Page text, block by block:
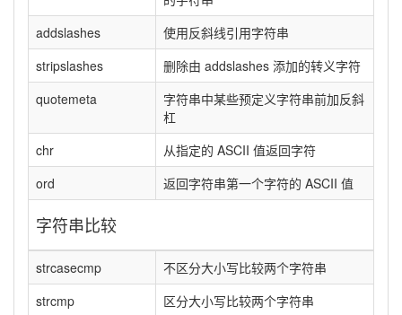
addslashes
使用反斜线引用字符串
stripslashes
删除由 addslashes 添加的转义字符
quotemeta
字符串中某些预定义字符串前加反斜
杠
chr
从指定的 ASCII 值返回字符
ord
返回字符串第一个字符的 ASCII 值
字符串比较
strcasecmp
不区分大小写比较两个字符串
strcmp
区分大小写比较两个字符串